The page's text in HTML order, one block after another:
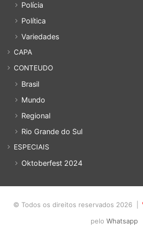
Polícia
Política
Variedades
CAPA
CONTEUDO
Brasil
Mundo
Regional
Rio Grande do Sul
ESPECIAIS
Oktoberfest 2024
© Todos os direitos reservados 2026 |
pelo Whatsapp